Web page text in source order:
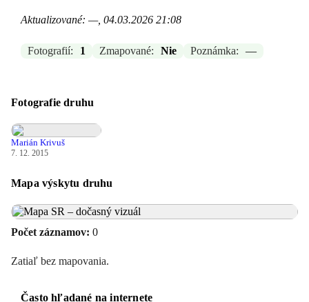
Aktualizované: —, 04.03.2026 21:08
Fotografií: 1 Zmapované: Nie Poznámka: —
Fotografie druhu
Marián Krivuš
7. 12. 2015
Mapa výskytu druhu
Počet záznamov: 0
Zatiaľ bez mapovania.
Často hľadané na internete